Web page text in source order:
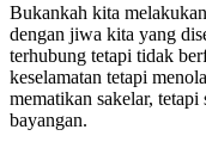
Bukankah kita
dengan jiwa kita yang
terhubung tetapi tidak
keselamatan tetapi
mematikan sakelar,
bayangan.